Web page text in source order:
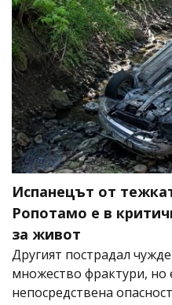
Испанецът от
Ропотамо е в
за живот
Другият пострадал
множество фрактури, но
непосредствена